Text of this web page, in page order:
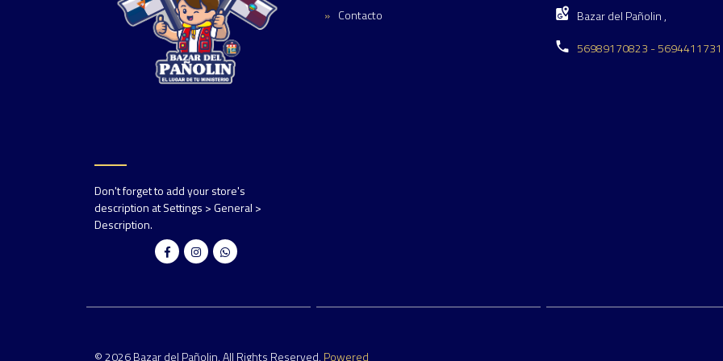
Don't forget to add your store's
description at Settings > General >
Description.
Contacto
Bazar del Pañolin ,
56989170823 -
© 2026 Bazar del Pañolin. All Rights Reserved. Powered